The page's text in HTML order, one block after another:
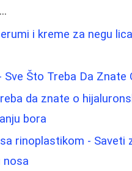
i kreme za negu
Sve Što Treba Da Znate
da znate o
bora
rinoplastikom - Saveti
nosa